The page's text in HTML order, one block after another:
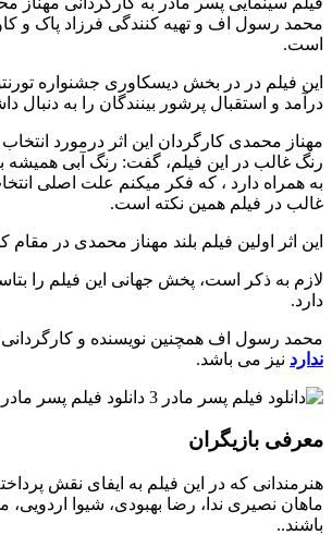
محمد رسول اف و تهیه کنندگی فرزاد پاک و
است.
درآمد و استقبال پرشور بینندگان را به دنبال
مهناز محمدی کارگردان این اثر درمورد
رنگ غالب در این فیلم، گفت: رنگ آبی
به همراه دارد ، که فکر میکنم علت اصلی
غالب در فیلم همین نکته است.
این اثر اولین فیلم بلند مهناز محمدی در
لازم به ذکر است، پخش جهانی این فیلم را
دارد.
محمد رسول اف همچنین نویسنده و کارگردانی
ندارد نیز می باشد.
معرفی بازیگران
هنرمندانی که در این فیلم به ایفای نقش
ماهان نصیری ندا، رضا بهبودی، شیوا اردویی،
باشند..